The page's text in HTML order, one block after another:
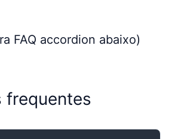
FAQ accordion abaixo)
frequentes